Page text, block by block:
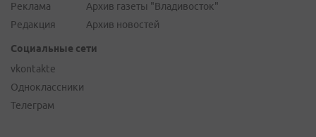
Реклама
Редакция
Архив газеты "Владивосток"
Архив новостей
Социальные сети
vkontakte
Одноклассники
Телеграм